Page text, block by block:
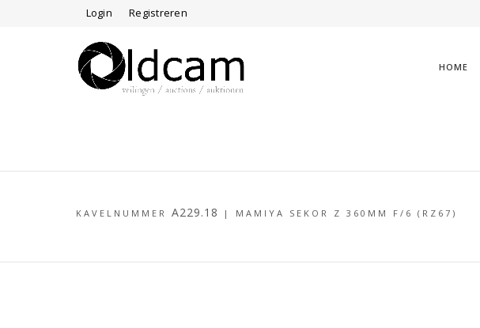
Login Registreren
HOME
KAVELNUMMER A229.18 | MAMIYA SEKOR Z 360MM F/6 (RZ67)